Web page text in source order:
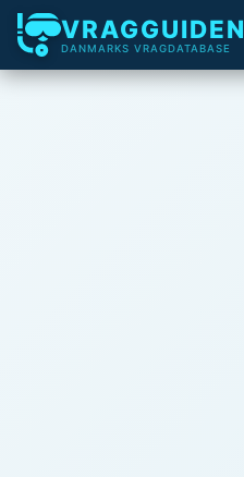
VRAGGUIDEN
DANMARKS VRAGDATABASE